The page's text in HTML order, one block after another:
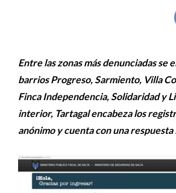
Entre las zonas más denunciadas se
barrios Progreso, Sarmiento, Villa
Finca Independencia, Solidaridad y
interior, Tartagal encabeza los
anónimo y cuenta con una